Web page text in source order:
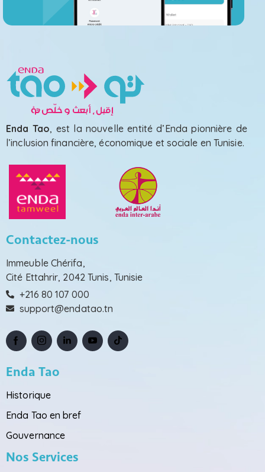
Enda Tao, est la nouvelle entité d’Enda pionnière de
l’inclusion financière, économique et sociale en Tunisie.
Contactez-nous
Immeuble Chérifa,
Cité Ettahrir, 2042 Tunis, Tunisie
+216 80 107 000
support@endatao.tn
Enda Tao
Historique
Enda Tao en bref
Gouvernance
Nos Services